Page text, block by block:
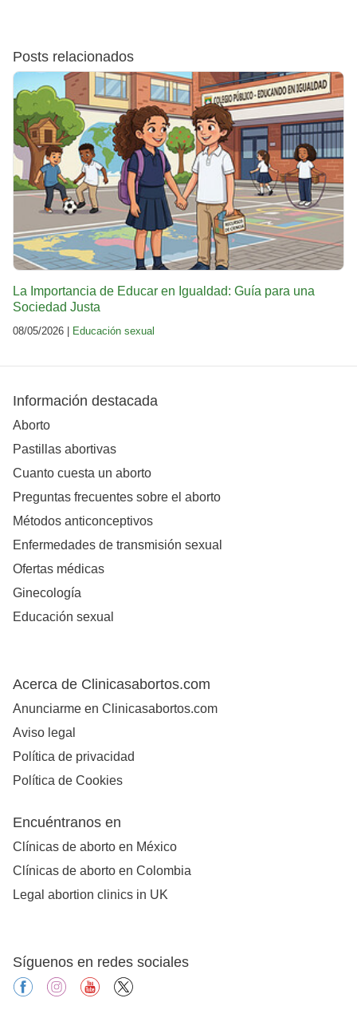
Posts relacionados
La Importancia de Educar en Igualdad: Guía para una
Sociedad Justa
08/05/2026 | Educación sexual
Información destacada
Aborto
Pastillas abortivas
Cuanto cuesta un aborto
Preguntas frecuentes sobre el aborto
Métodos anticonceptivos
Enfermedades de transmisión sexual
Ofertas médicas
Ginecología
Educación sexual
Acerca de Clinicasabortos.com
Anunciarme en Clinicasabortos.com
Aviso legal
Política de privacidad
Política de Cookies
Encuéntranos en
Clínicas de aborto en México
Clínicas de aborto en Colombia
Legal abortion clinics in UK
Síguenos en redes sociales
facebookinstagramyoutube